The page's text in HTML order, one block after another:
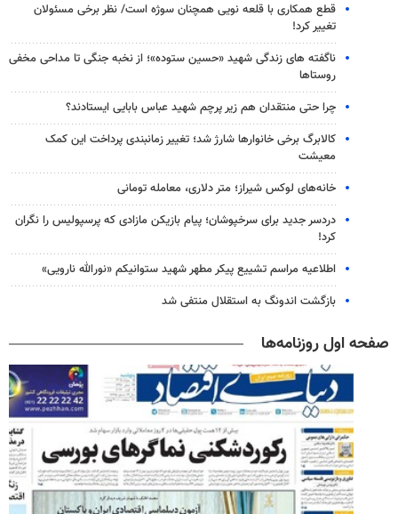
قطع همکاری با قلعه نویی همچنان سوژه است/ نظر برخی مسئولان
تغییر کرد!
ناگفته های زندگی شهید «حسین ستوده»؛ از نخبه جنگی تا مداحی مخفی
روستاها
چرا حتی منتقدان هم زیر پرچم شهید عباس بابایی ایستادند؟
کالابرگ برخی خانوارها شارژ شد؛ تغییر زمانبندی پرداخت این کمک
معیشت
خانه‌های لوکس شیراز؛ متر دلاری، معامله تومانی
دردسر جدید برای سرخپوشان؛ پیام بازیکن مازادی که پرسپولیس را نگران
کرد!
اطلاعیه مراسم تشییع پیکر مطهر شهید ستوانیکم «نورالله نارویی»
بازگشت اندونگ به استقلال منتفی شد
صفحه اول روزنامه‌ها